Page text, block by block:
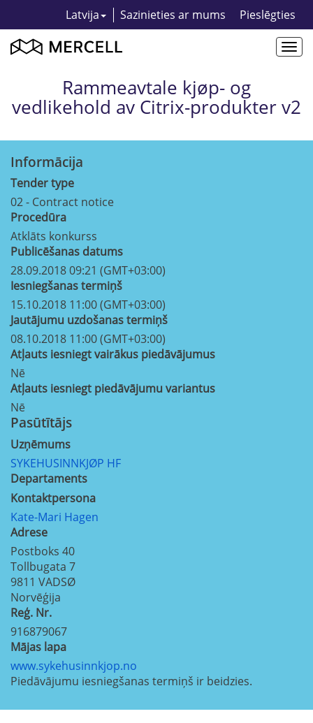
Latvija Sazinieties ar mums Pieslēgties
Rammeavtale kjøp- og
vedlikehold av Citrix-produkter v2
Informācija
Tender type
02 - Contract notice
Procedūra
Atklāts konkurss
Publicēšanas datums
28.09.2018 09:21 (GMT+03:00)
Iesniegšanas termiņš
15.10.2018 11:00 (GMT+03:00)
Jautājumu uzdošanas termiņš
08.10.2018 11:00 (GMT+03:00)
Atļauts iesniegt vairākus piedāvājumus
Nē
Atļauts iesniegt piedāvājumu variantus
Nē
Pasūtītājs
Uzņēmums
SYKEHUSINNKJØP HF
Departaments
Kontaktpersona
Kate-Mari Hagen
Adrese
Postboks 40
Tollbugata 7
9811 VADSØ
Norvēģija
Reģ. Nr.
916879067
Mājas lapa
www.sykehusinnkjop.no
Piedāvājumu iesniegšanas termiņš ir beidzies.